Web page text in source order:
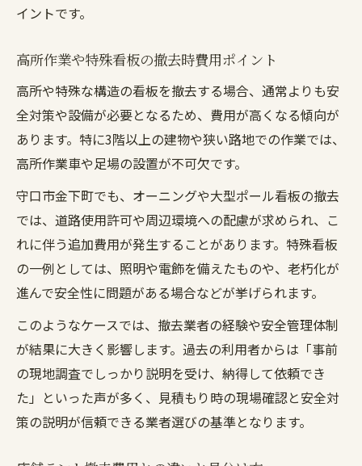
イントです。
高所作業や特殊看板の撤去時費用ポイント
高所や特殊な構造の看板を撤去する場合、通常よりも安
全対策や設備が必要となるため、費用が高くなる傾向が
あります。特に3階以上の建物や狭い路地での作業では、
高所作業車や足場の設置が不可欠です。
守口市金下町でも、オーニングや大型ポール看板の撤去
では、道路使用許可や周辺環境への配慮が求められ、こ
れに伴う追加費用が発生することがあります。特殊看板
の一例としては、照明や電飾を備えたものや、老朽化が
進んで安全性に問題がある場合などが挙げられます。
このようなケースでは、撤去業者の経験や安全管理体制
が結果に大きく影響します。過去の利用者からは「事前
の現地調査でしっかり説明を受け、納得して依頼でき
た」といった声が多く、見積もり時の現場確認と安全対
策の説明が信頼できる業者選びの基準となります。